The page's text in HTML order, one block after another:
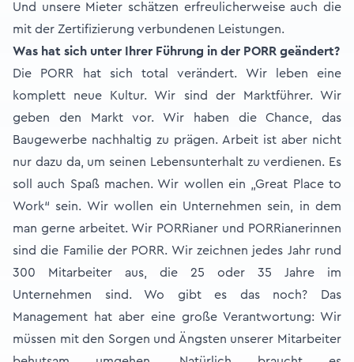
Und unsere Mieter schätzen erfreulicherweise auch die
mit der Zertifizierung verbundenen Leistungen.
Was hat sich unter Ihrer Führung in der PORR geändert?
Die PORR hat sich total verändert. Wir leben eine
komplett neue Kultur. Wir sind der Marktführer. Wir
geben den Markt vor. Wir haben die Chance, das
Baugewerbe nachhaltig zu prägen. Arbeit ist aber nicht
nur dazu da, um seinen Lebensunterhalt zu verdienen. Es
soll auch Spaß machen. Wir wollen ein „Great Place to
Work“ sein. Wir wollen ein Unternehmen sein, in dem
man gerne arbeitet. Wir PORRianer und PORRianerinnen
sind die Familie der PORR. Wir zeichnen jedes Jahr rund
300 Mitarbeiter aus, die 25 oder 35 Jahre im
Unternehmen sind. Wo gibt es das noch? Das
Management hat aber eine große Verantwortung: Wir
müssen mit den Sorgen und Ängsten unserer Mitarbeiter